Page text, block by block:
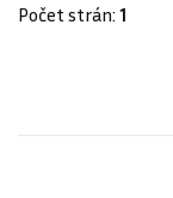
Počet strán: 1